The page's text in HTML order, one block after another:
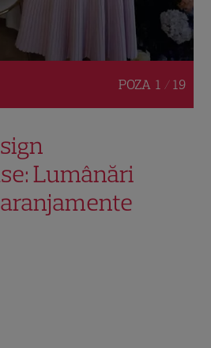
POZA 1 / 19
Lumânări